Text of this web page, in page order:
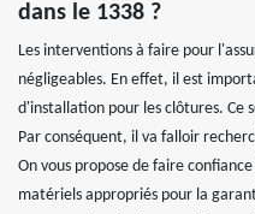
dans le 1338 ?
Les interventions à faire pour
négligeables. En effet, il est
d'installation pour les clôtures. Ce
Par conséquent, il va falloir
On vous propose de faire
matériels appropriés pour la